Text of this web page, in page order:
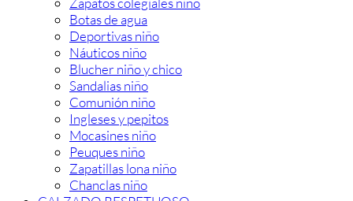
Botas de agua
Deportivas niño
Náuticos niño
Blucher niño y chico
Sandalias niño
Comunión niño
Ingleses y pepitos
Mocasines niño
Peuques niño
Zapatillas lona niño
Chanclas niño